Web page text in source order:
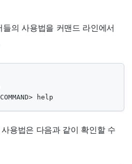
의 사용법을 커맨드 라인에서
help
용법은 다음과 같이 확인할 수